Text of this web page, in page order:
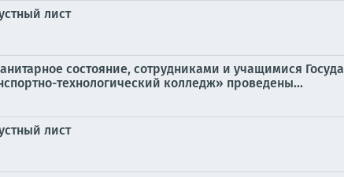
лист
состояние, сотрудниками и учащимися
технологический колледж» проведены...
лист